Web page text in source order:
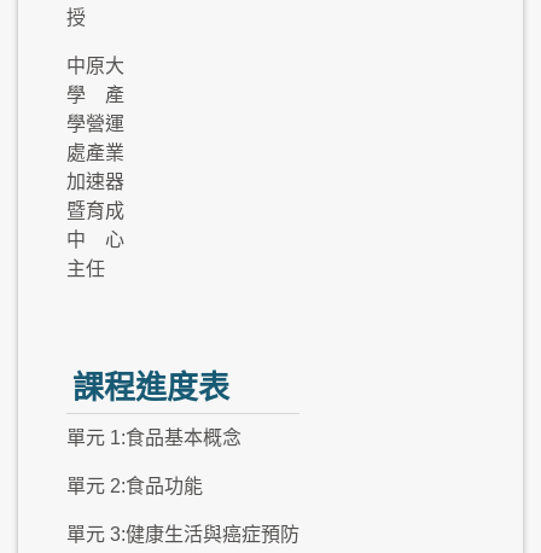
授
中原大
學 產
學營運
處產業
加速器
暨育成
中心
主任
課程進度表
單元 1:食品基本概念
單元 2:食品功能
單元 3:健康生活與癌症預防